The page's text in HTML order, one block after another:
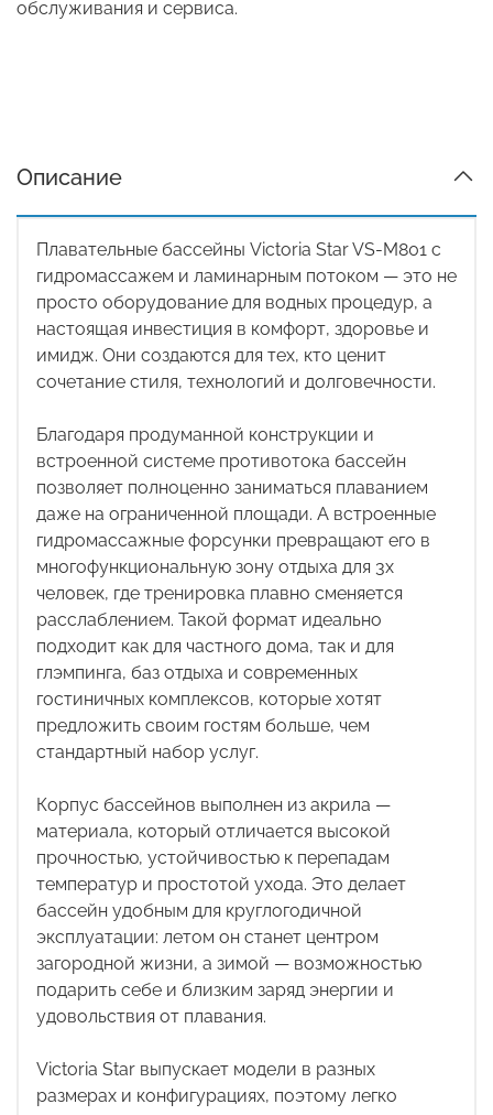
обслуживания и сервиса.
Описание
Плавательные бассейны Victoria Star VS-M801 с
гидромассажем и ламинарным потоком — это не
просто оборудование для водных процедур, а
настоящая инвестиция в комфорт, здоровье и
имидж. Они создаются для тех, кто ценит
сочетание стиля, технологий и долговечности.
Благодаря продуманной конструкции и
встроенной системе противотока бассейн
позволяет полноценно заниматься плаванием
даже на ограниченной площади. А встроенные
гидромассажные форсунки превращают его в
многофункциональную зону отдыха для 3х
человек, где тренировка плавно сменяется
расслаблением. Такой формат идеально
подходит как для частного дома, так и для
глэмпинга, баз отдыха и современных
гостиничных комплексов, которые хотят
предложить своим гостям больше, чем
стандартный набор услуг.
Корпус бассейнов выполнен из акрила —
материала, который отличается высокой
прочностью, устойчивостью к перепадам
температур и простотой ухода. Это делает
бассейн удобным для круглогодичной
эксплуатации: летом он станет центром
загородной жизни, а зимой — возможностью
подарить себе и близким заряд энергии и
удовольствия от плавания.
Victoria Star выпускает модели в разных
размерах и конфигурациях, поэтому легко